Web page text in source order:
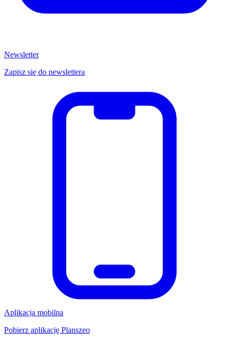
Newsletter
Zapisz się do newslettera
Aplikacja mobilna
Pobierz aplikację Planszeo